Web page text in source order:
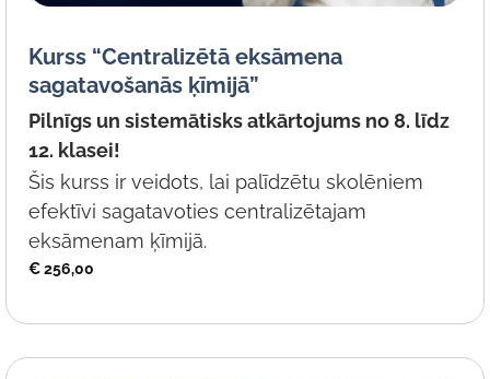
Kurss “Centralizētā eksāmena
sagatavošanās ķīmijā”
Pilnīgs un sistemātisks atkārtojums no 8. līdz
12. klasei!
Šis kurss ir veidots, lai palīdzētu skolēniem
efektīvi sagatavoties centralizētajam
eksāmenam ķīmijā.
€256,00